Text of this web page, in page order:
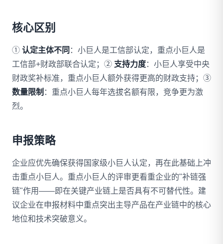
核心区别
① 认定主体不同 ：小巨人是工信部认定，重点小巨人是
工信部+财政部联合认定；② 支持力度：小巨人享受中央
财政奖补标准，重点小巨人额外获得更高的财政支持；③
数量限制 ：重点小巨人每年选拔名额有限，竞争更为激
烈。
申报策略
企业应优先确保获得国家级小巨人认定，再在此基础上冲
击重点小巨人。重点小巨人的评审更看重企业的"补链强
链"作用——即在关键产业链上是否具有不可替代性。建
议企业在申报材料中重点突出主导产品在产业链中的核心
地位和技术突破意义。